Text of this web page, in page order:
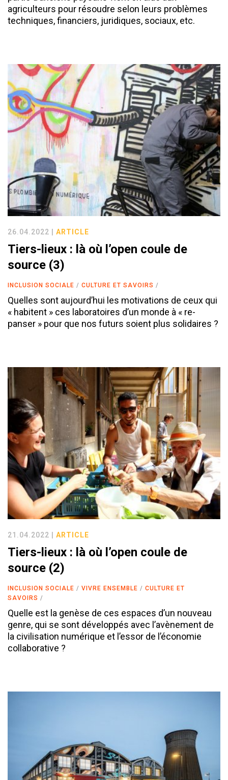
agriculteurs pour résoudre selon leurs problèmes
techniques, financiers, juridiques, sociaux, etc.
26.04.2022 | ARTICLE
Tiers-lieux : là où l’open coule de
source (3)
INCLUSION SOCIALE CULTURE ET SAVOIRS
Quelles sont aujourd’hui les motivations de ceux qui
« habitent » ces laboratoires d’un monde à « re-
panser » pour que nos futurs soient plus solidaires ?
21.04.2022 | ARTICLE
Tiers-lieux : là où l’open coule de
source (2)
INCLUSION SOCIALE VIVRE ENSEMBLE
CULTURE ET
SAVOIRS
Quelle est la genèse de ces espaces d’un nouveau
genre, qui se sont développés avec l’avènement de
la civilisation numérique et l’essor de l’économie
collaborative ?